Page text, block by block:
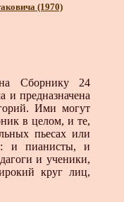
(1970)
Сборнику 24
предназначена
Ими могут
в целом, и те,
пьесах или
и пианисты, и
и ученики,
круг лиц,